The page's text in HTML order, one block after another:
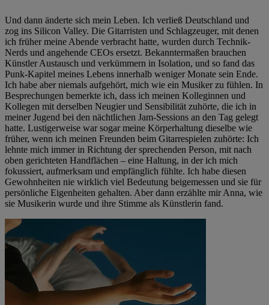
Und dann änderte sich mein Leben. Ich verließ Deutschland und
zog ins Silicon Valley. Die Gitarristen und Schlagzeuger, mit denen
ich früher meine Abende verbracht hatte, wurden durch Technik-
Nerds und angehende CEOs ersetzt. Bekanntermaßen brauchen
Künstler Austausch und verkümmern in Isolation, und so fand das
Punk-Kapitel meines Lebens innerhalb weniger Monate sein Ende.
Ich habe aber niemals aufgehört, mich wie ein Musiker zu fühlen. In
Besprechungen bemerkte ich, dass ich meinen Kolleginnen und
Kollegen mit derselben Neugier und Sensibilität zuhörte, die ich in
meiner Jugend bei den nächtlichen Jam-Sessions an den Tag gelegt
hatte. Lustigerweise war sogar meine Körperhaltung dieselbe wie
früher, wenn ich meinen Freunden beim Gitarrespielen zuhörte: Ich
lehnte mich immer in Richtung der sprechenden Person, mit nach
oben gerichteten Handflächen – eine Haltung, in der ich mich
fokussiert, aufmerksam und empfänglich fühlte. Ich habe diesen
Gewohnheiten nie wirklich viel Bedeutung beigemessen und sie für
persönliche Eigenheiten gehalten. Aber dann erzählte mir Anna, wie
sie Musikerin wurde und ihre Stimme als Künstlerin fand.